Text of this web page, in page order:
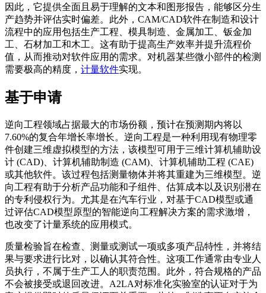
因此，它提供全面且易于理解的文本和图形报告，能够区分生
产趋势并评估实时偏差。此外，CAM/CAD软件在制造和设计
流程中的应用包括生产工程、模具制造、金属加工、钣金加
工、石材加工和木工。这有助于提高生产效率并提升流程价
值，从而推动对软件应用的需求。对机器某些微小部件的检测
需要极高的精度， 计量软件实现。
基于申请
逆向工程领域占据最大的市场份额，预计在预测期内将以
7.60%的复合年增长率增长。逆向工程是一种利用现有物理零
件创建三维虚拟模型的方法，该模型可用于三维计算机辅助设
计 (CAD)、计算机辅助制造 (CAM)、计算机辅助工程 (CAE)
或其他软件。该过程包括测量物体并将其重建为三维模型。逆
向工程有助于分析产品功能和子组件、估算成本以及识别潜在
的专利侵权行为。尤其是在汽车行业，对基于CAD模型或通
过评估CAD模型原型的智能逆向工程解决方案的需求激增，
也改变了计量系统的应用模式。
质量检验旨在检查、测量或测试一项或多项产品特性，并将结
果与​​要求进行比对，以确认其符合性。这项工作通常由专业人
员执行，不属于生产工人的职责范围。此外，符合规格的产品
不会被接受或退回改进。A2LA对标准化实验室的认证对于为